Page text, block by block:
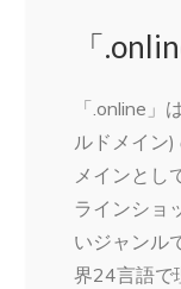
「
「.online
ルドメイン
メインとし
ラインショ
いジャンル
界24言語で